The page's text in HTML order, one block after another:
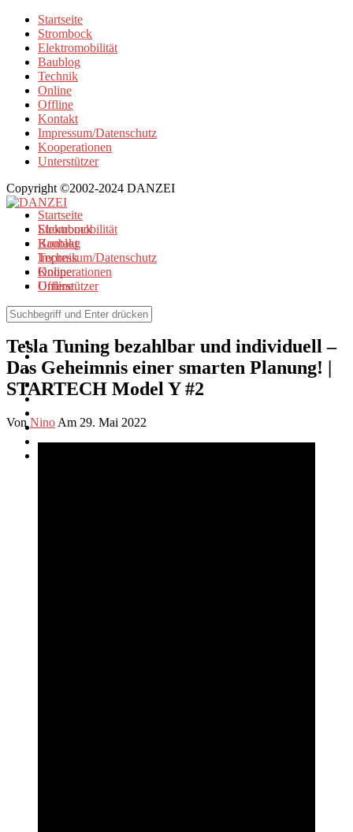
Startseite
Strombock
Elektromobilität
Baublog
Technik
Online
Offline
Kontakt
Impressum/Datenschutz
Kooperationen
Unterstützer
Copyright ©2002-2024 DANZEI
Startseite
Strombock
Kontakt
Impressum/Datenschutz
Kooperationen
Unterstützer
Elektromobilität
Baublog
Technik
Online
Offline
Elektromobilität
Tesla Tuning bezahlbar und individuell –
Das Geheimnis einer smarten Planung! |
STARTECH Model Y #2
Von Nino Am 29. Mai 2022